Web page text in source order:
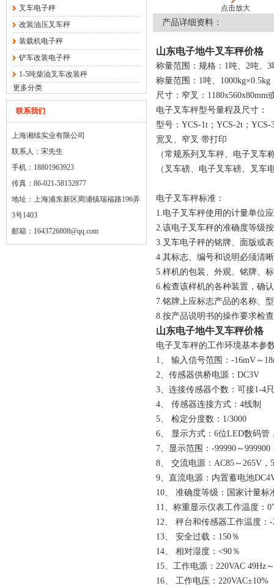
叉车电子秤
改装油压叉车秤
装载机电子秤
铲车改装电子秤
1-5吨柴油叉车改装秤
更多分类
联系我们
上海湘续实业有限公司
联系人：宋先生
手机：18801963923
传真：86-021-58152877
地址：上海浦东新区周浦镇瑞福路196弄
3号1403
邮箱： 1643726808@qq.com
点击放大
产品详细资料：
山东电子地牛叉车秤价格
称量范围：规格：1吨、2吨、3
称量范围：1吨、1000kg×0.5kg
尺寸：窄叉：1180x560x80mm
电子叉车秤型号量程及尺寸：
型号：YCS-1t；YCS-2t；YCS-
宽叉、窄叉 带打印
（常规系列叉车秤、电子叉
（叉车磅、电子叉车磅、叉
电子叉车秤标准：
1.电子叉车秤使用的计量单位
2.该电子叉车秤的准确度等级
3.叉车电子秤的铭牌、面版或
4.其标志、编号和说明必须清
5.样机的包装、外观、铭牌、
6.检查该样机的各种装置，确
7.铭牌上应标志产品的名称、
8.按产品说明书的操作要求检
山东电子地牛叉车秤价格
电子叉车秤的工作环境基本参
1、 输入信号范围：-16mV～
2、传感器供桥电源：DC3V
3、连接传感器个数：可接1-4
4、 传感器连接方式：4线制
5、 检定分度数：1/3000
6、 显示方式：6位LED数码管
7、显示范围：-99990～999900
8、 交流电源：AC85～265V，
9、直流电源：内置蓄电池
10、 准确度等级：国家计量
11、称重显示仪表工作温度：
12、 秤台和传感器工作温度
13、 安全过载：150％
14、 相对湿度：<90％
15、工作电源：220VAC 49Hz
16、 工作电压：220VAC±10%